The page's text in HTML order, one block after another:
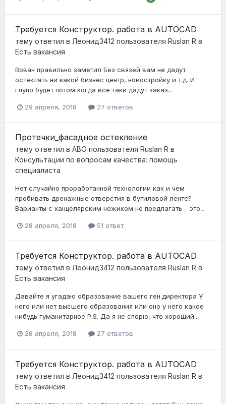
Требуется Конструктор. работа в AUTOCAD
тему ответил в Леонид3412 пользователя Ruslan R в
Есть вакансия
Вован правильно заметил Без связей вам не дадут
остеклять ни какой бизнес центр, новостройку и т.д. И
глупо будет потом когда все таки дадут заказ...
29 апреля, 2018 27 ответов
Протечки_фасадное остекление
тему ответил в АВО пользователя Ruslan R в
Консультации по вопросам качества: помощь
специалиста
Нет случайно проработанной технологии как и чем
пробивать дренажные отверстия в бутиловой ленте?
Варианты с канцелярским ножиком не предлагать - это...
28 апреля, 2018 51 ответ
Требуется Конструктор. работа в AUTOCAD
тему ответил в Леонид3412 пользователя Ruslan R в
Есть вакансия
Давайте я угадаю образование вашего ген.директора У
него или нет высшего образования или оно у него какое
нибудь гуманитарное P.S. Да я не спорю, что хороший...
28 апреля, 2018 27 ответов
Требуется Конструктор. работа в AUTOCAD
тему ответил в Леонид3412 пользователя Ruslan R в
Есть вакансия